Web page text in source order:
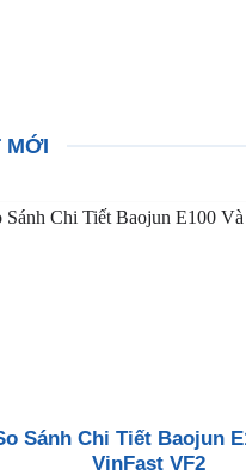
MỚI
Sánh Chi Tiết Baojun
VinFast VF2